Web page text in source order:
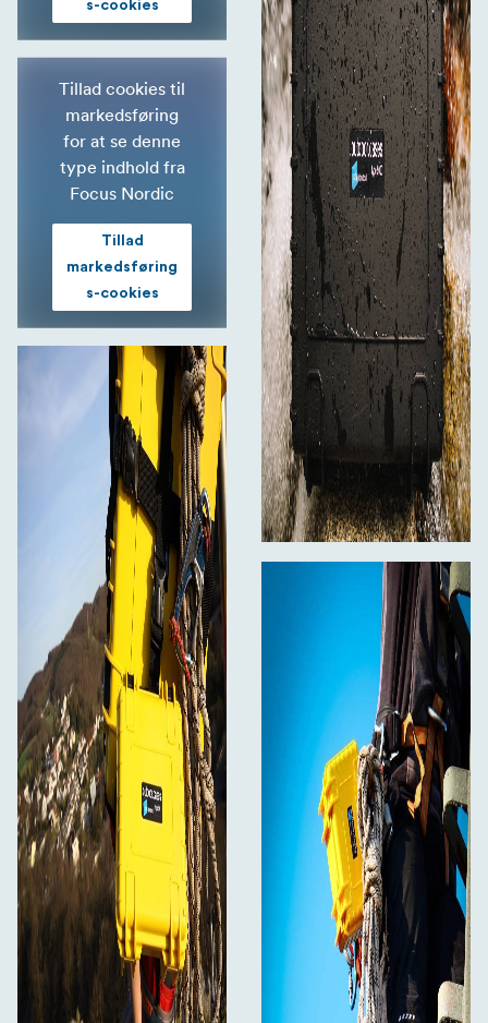
s-cookies
Tillad cookies til
markedsføring
for at se denne
type indhold fra
Focus Nordic
Tillad
markedsføring
s-cookies